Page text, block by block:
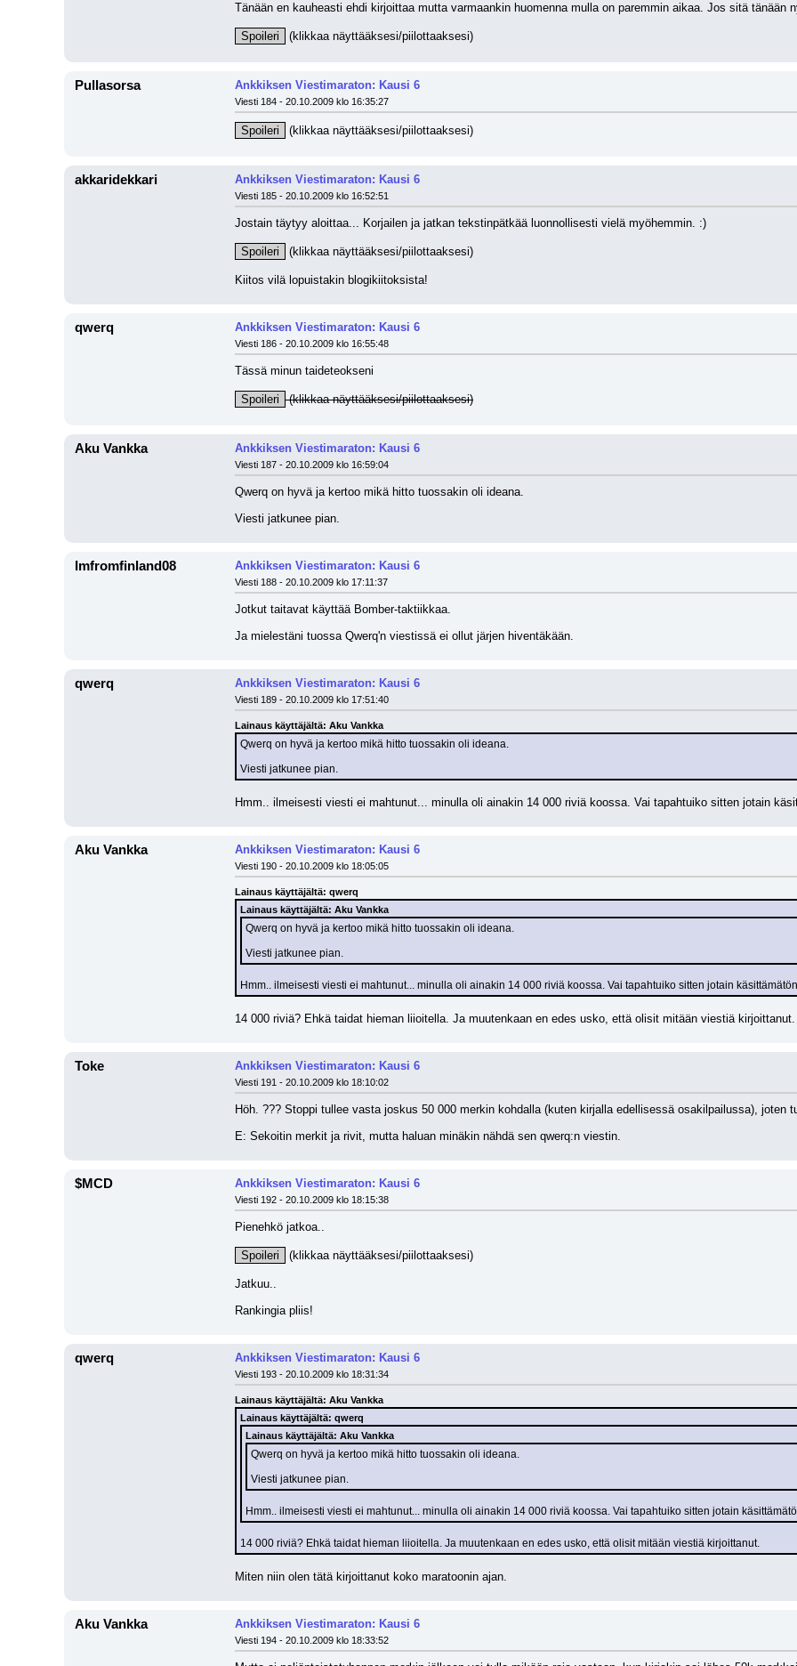
Tänään en kauheasti ehdi kirjoittaa mutta varmaankin huomenna mulla on paremmin aikaa. Jos sitä tänään
Spoileri (klikkaa näyttääksesi/piilottaaksesi)
Pullasorsa Ankkiksen Viestimaraton: Kausi 6
Viesti 184 - 20.10.2009 klo 16:35:27
Spoileri (klikkaa näyttääksesi/piilottaaksesi)
akkaridekkari Ankkiksen Viestimaraton: Kausi 6
Viesti 185 - 20.10.2009 klo 16:52:51
Jostain täytyy aloittaa... Korjailen ja jatkan tekstinpätkää luonnollisesti vielä myöhemmin. :)
Spoileri (klikkaa näyttääksesi/piilottaaksesi)
Kiitos vilä lopuistakin blogikiitoksista!
qwerq Ankkiksen Viestimaraton: Kausi 6
Viesti 186 - 20.10.2009 klo 16:55:48
Tässä minun taideteokseni
Spoileri (klikkaa näyttääksesi/piilottaaksesi)
Aku Vankka Ankkiksen Viestimaraton: Kausi 6
Viesti 187 - 20.10.2009 klo 16:59:04
Qwerq on hyvä ja kertoo mikä hitto tuossakin oli ideana.
Viesti jatkunee pian.
Imfromfinland08 Ankkiksen Viestimaraton: Kausi 6
Viesti 188 - 20.10.2009 klo 17:11:37
Jotkut taitavat käyttää Bomber-taktiikkaa.
Ja mielestäni tuossa Qwerq'n viestissä ei ollut järjen hiventäkään.
qwerq Ankkiksen Viestimaraton: Kausi 6
Viesti 189 - 20.10.2009 klo 17:51:40
Lainaus käyttäjältä: Aku Vankka
Qwerq on hyvä ja kertoo mikä hitto tuossakin oli ideana.
Viesti jatkunee pian.
Hmm.. ilmeisesti viesti ei mahtunut... minulla oli ainakin 14 000 riviä koossa. Vai tapahtuiko sitten jotain
Aku Vankka Ankkiksen Viestimaraton: Kausi 6
Viesti 190 - 20.10.2009 klo 18:05:05
Lainaus käyttäjältä: qwerq
Lainaus käyttäjältä: Aku Vankka
Qwerq on hyvä ja kertoo mikä hitto tuossakin oli ideana.
Viesti jatkunee pian.
Hmm.. ilmeisesti viesti ei mahtunut... minulla oli ainakin 14 000 riviä koossa. Vai tapahtuiko sitten jotain
14 000 riviä? Ehkä taidat hieman liioitella. Ja muutenkaan en edes usko, että olisit mitään viestiä kirjoittanut.
Toke Ankkiksen Viestimaraton: Kausi 6
Viesti 191 - 20.10.2009 klo 18:10:02
Höh. ??? Stoppi tullee vasta joskus 50 000 merkin kohdalla (kuten kirjalla edellisessä osakilpailussa), joten
E: Sekoitin merkit ja rivit, mutta haluan minäkin nähdä sen qwerq:n viestin.
$MCD Ankkiksen Viestimaraton: Kausi 6
Viesti 192 - 20.10.2009 klo 18:15:38
Pienehkö jatkoa..
Spoileri (klikkaa näyttääksesi/piilottaaksesi)
Jatkuu..
Rankingia pliis!
qwerq Ankkiksen Viestimaraton: Kausi 6
Viesti 193 - 20.10.2009 klo 18:31:34
Lainaus käyttäjältä: Aku Vankka
Lainaus käyttäjältä: qwerq
Lainaus käyttäjältä: Aku Vankka
Qwerq on hyvä ja kertoo mikä hitto tuossakin oli ideana.
Viesti jatkunee pian.
Hmm.. ilmeisesti viesti ei mahtunut... minulla oli ainakin 14 000 riviä koossa. Vai tapahtuiko sitten jotain
14 000 riviä? Ehkä taidat hieman liioitella. Ja muutenkaan en edes usko, että olisit mitään viestiä kirjoittanut.
Miten niin olen tätä kirjoittanut koko maratoonin ajan.
Aku Vankka Ankkiksen Viestimaraton: Kausi 6
Viesti 194 - 20.10.2009 klo 18:33:52